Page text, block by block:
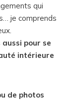
qui
je comprends
aussi pour se
intérieure
de photos